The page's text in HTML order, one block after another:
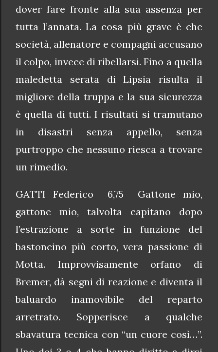
dover fare fronte alla sua assenza per
tutta l’annata. La cosa più grave è che
società, allenatore e compagni accusano
il colpo, invece di ribellarsi. Fino a quella
maledetta serata di Lipsia risulta il
migliore della truppa e la sua sicurezza
è quella di tutti. I risultati si tramutano
in disastri senza appello, senza
purtroppo che nessuno riesca a trovare
un rimedio.
GATTI Federico 6,75 Gattone mio,
gattone mio, talvolta capitano dopo
l’estrazione a sorte in funzione del
bastoncino più corto, vera passione di
Motta. Improvvisamente orfano di
Bremer, dà segni di reazione e diventa il
baluardo inamovibile del reparto
arretrato. Sopperisce a qualche
sbavatura tecnica con “un cuore così…”.